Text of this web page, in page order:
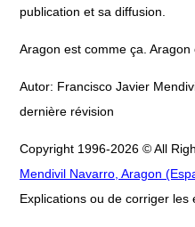
publication et sa diffusion.
Aragon est comme ça. Aragon
Autor: Francisco Javier
dernière révision
Copyright 1996-2026 © All
Mendivil Navarro, Aragon
Explications ou de corriger les